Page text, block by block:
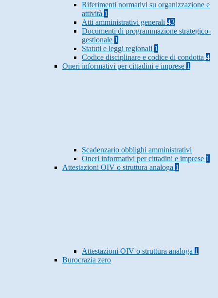
Riferimenti normativi su organizzazione e
attività 1
Atti amministrativi generali 43
Documenti di programmazione strategico-
gestionale 1
Statuti e leggi regionali 1
Codice disciplinare e codice di condotta 4
Oneri informativi per cittadini e imprese 1
Scadenzario obblighi amministrativi
Oneri informativi per cittadini e imprese 1
Attestazioni OIV o struttura analoga 1
Attestazioni OIV o struttura analoga 1
Burocrazia zero